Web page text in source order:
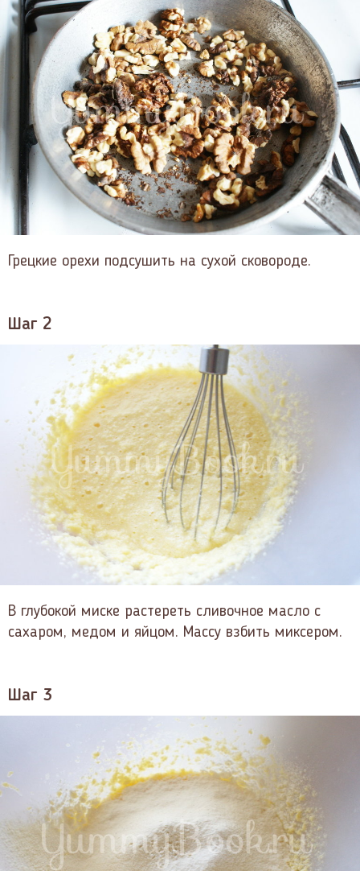
Грецкие орехи подсушить на сухой сковороде.
Шаг 2
В глубокой миске растереть сливочное масло с
сахаром, медом и яйцом. Массу взбить миксером.
Шаг 3